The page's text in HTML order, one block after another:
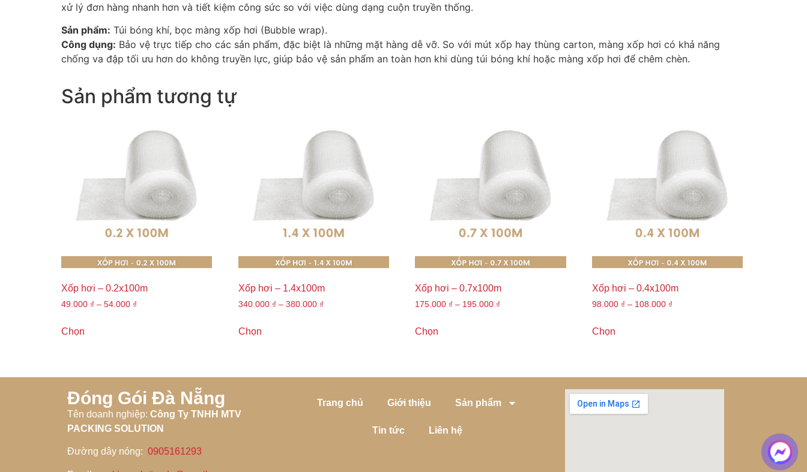
xử lý đơn hàng nhanh hơn và tiết kiệm công sức so với việc dùng dạng cuộn truyền thống.
Sản phẩm: Túi bóng khí, bọc màng xốp hơi (Bubble wrap).
Công dụng: Bảo vệ trực tiếp cho các sản phẩm, đặc biệt là những mặt hàng dễ vỡ. So với mút xốp hay thùng carton, màng xốp hơi có khả năng
chống va đập tối ưu hơn do không truyền lực, giúp bảo vệ sản phẩm an toàn hơn khi dùng túi bóng khí hoặc màng xốp hơi để chêm chèn.
Sản phẩm tương tự
Xốp hơi – 0.2x100m
49.000 ₫ – 54.000 ₫
Chọn
Xốp hơi – 1.4x100m
340.000 ₫ – 380.000 ₫
Chọn
Xốp hơi – 0.7x100m
175.000 ₫ – 195.000 ₫
Chọn
Xốp hơi – 0.4x100m
98.000 ₫ – 108.000 ₫
Chọn
Đóng Gói Đà Nẵng
Tên doanh nghiệp: Công Ty TNHH MTV
PACKING SOLUTION
Đường dây nóng: 0905161293
Trang chủ Giới thiệu Sản phẩm
Tin tức Liên hệ